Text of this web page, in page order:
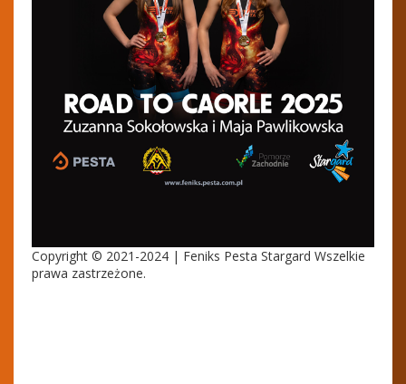
Copyright © 2021-2024 | Feniks Pesta Stargard Wszelkie
prawa zastrzeżone.